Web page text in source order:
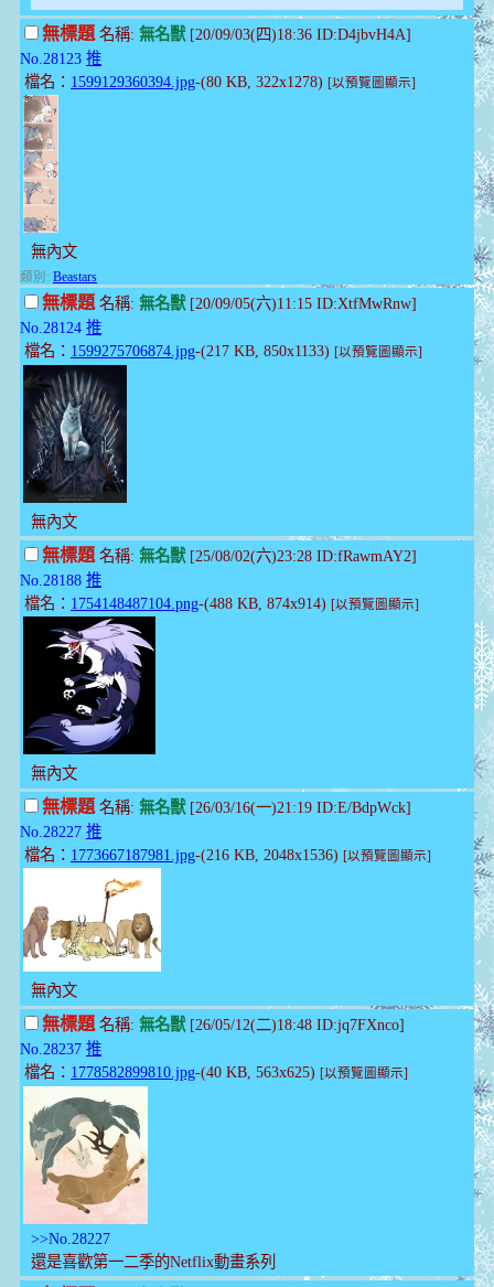
無標題名稱: 無名獸[20/09/03(四)18:36 ID:D4jbvH4A]
No.28123 推
檔名： 1599129360394.jpg-(80 KB, 322x1278) [以預覽圖顯示]
無內文
類別: Beastars
無標題名稱: 無名獸[20/09/05(六)11:15 ID:XtfMwRnw]
No.28124 推
檔名： 1599275706874.jpg-(217 KB, 850x1133) [以預覽圖顯示]
無內文
無標題名稱: 無名獸[25/08/02(六)23:28 ID:fRawmAY2]
No.28188 推
檔名： 1754148487104.png-(488 KB, 874x914) [以預覽圖顯示]
無內文
無標題名稱: 無名獸[26/03/16(一)21:19 ID:E/BdpWck]
No.28227 推
檔名： 1773667187981.jpg-(216 KB, 2048x1536) [以預覽圖顯示]
無內文
無標題名稱: 無名獸[26/05/12(二)18:48 ID:jq7FXnco]
No.28237 推
檔名： 1778582899810.jpg-(40 KB, 563x625) [以預覽圖顯示]
>>No.28227
還是喜歡第一二季的Netflix動畫系列